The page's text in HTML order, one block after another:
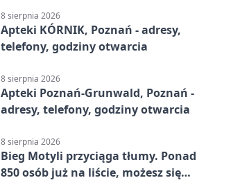
8 sierpnia 2026
Apteki KÓRNIK, Poznań - adresy,
telefony, godziny otwarcia
8 sierpnia 2026
Apteki Poznań-Grunwald, Poznań -
adresy, telefony, godziny otwarcia
8 sierpnia 2026
Bieg Motyli przyciąga tłumy. Ponad
850 osób już na liście, możesz się